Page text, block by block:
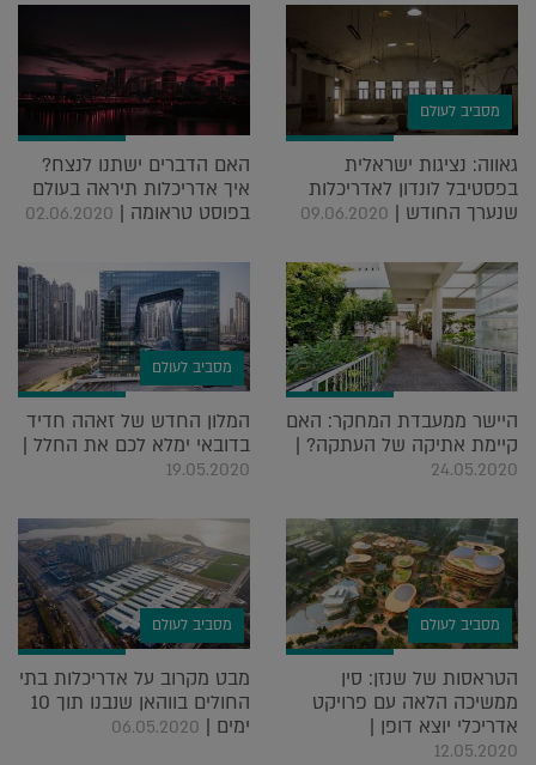
מסביב לעולם
גאווה: נציגות ישראלית
בפסטיבל לונדון לאדריכלות
שנערך החודש | 09.06.2020
האם הדברים ישתנו לנצח?
איך אדריכלות תיראה בעולם
בפוסט טראומה | 02.06.2020
היישר ממעבדת המחקר: האם
קיימת אתיקה של העתקה? |
24.05.2020
מסביב לעולם
המלון החדש של זאהה חדיד
בדובאי ימלא לכם את החלל |
19.05.2020
מסביב לעולם
הטראסות של שנזן: סין
ממשיכה הלאה עם פרויקט
אדריכלי יוצא דופן |
12.05.2020
מסביב לעולם
מבט מקרוב על אדריכלות בתי
החולים בווהאן שנבנו תוך 10
ימים | 06.05.2020